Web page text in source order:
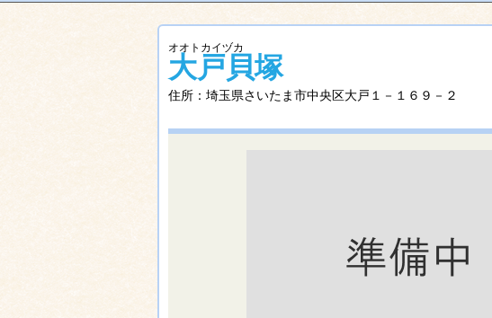
オオトカイヅカ
大戸貝塚
住所：埼玉県さいたま市中央区大戸１－１６９－２